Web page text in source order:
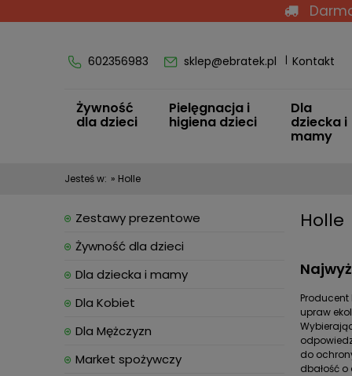
602356983 sklep@ebratek.pl Kontakt
Żywność
dla dzieci
Pielęgnacja i
higiena dzieci
Dla
dziecka i
mamy
Jesteś w: » Holle
Zestawy prezentowe
Żywność dla dzieci
Dla dziecka i mamy
Dla Kobiet
Dla Mężczyzn
Market spożywczy
Holle
upraw
do
dbałość